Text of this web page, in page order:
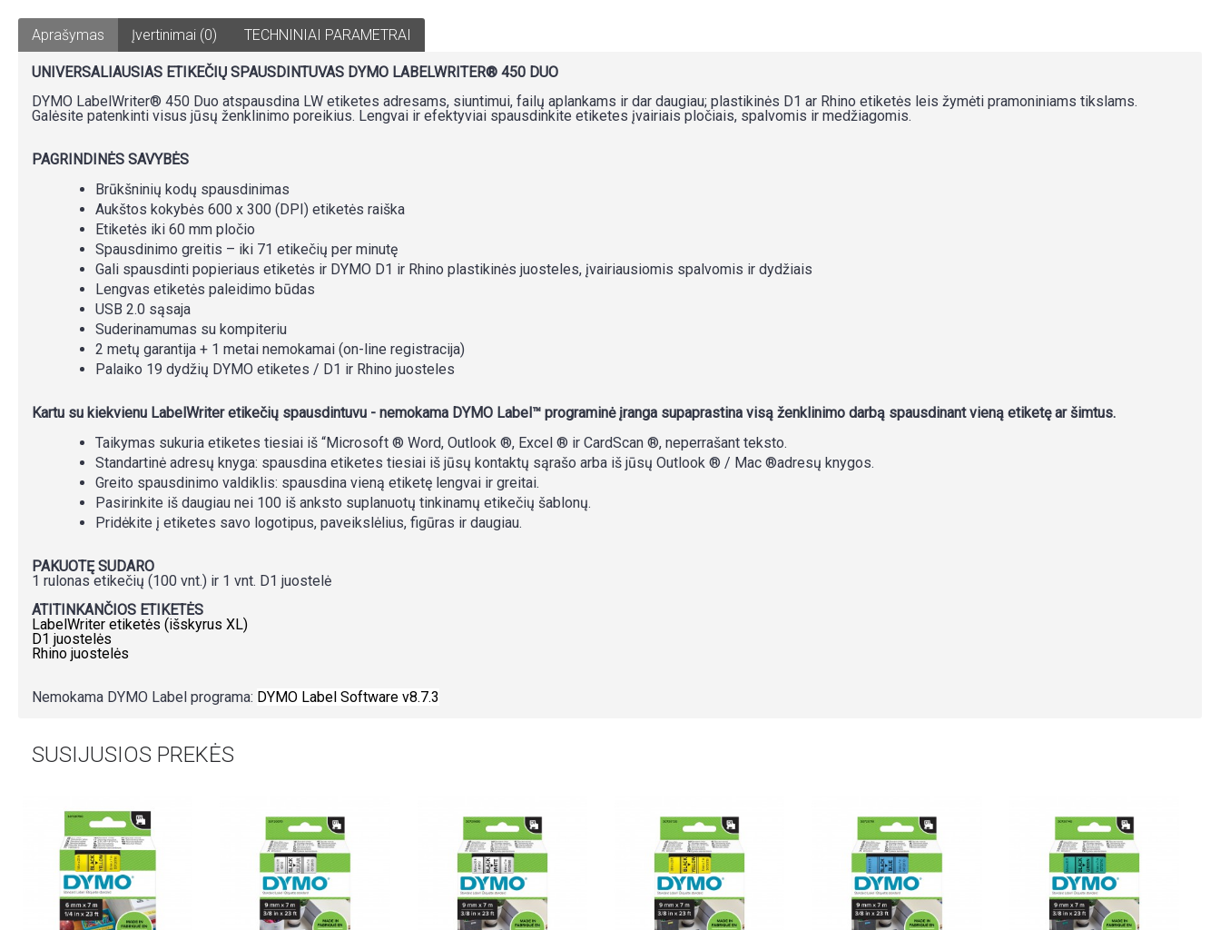
Aprašymas Įvertinimai (0) TECHNINIAI PARAMETRAI
UNIVERSALIAUSIAS ETIKEČIŲ SPAUSDINTUVAS DYMO LABELWRITER® 450 DUO
DYMO LabelWriter® 450 Duo atspausdina LW etiketes adresams, siuntimui, failų aplankams ir dar daugiau; plastikinės D1 ar Rhino etiketės leis žymėti pramoniniams tikslams.
Galėsite patenkinti visus jūsų ženklinimo poreikius. Lengvai ir efektyviai spausdinkite etiketes įvairiais pločiais, spalvomis ir medžiagomis.
PAGRINDINĖS SAVYBĖS
Brūkšninių kodų spausdinimas
Aukštos kokybės 600 x 300 (DPI) etiketės raiška
Etiketės iki 60 mm pločio
Spausdinimo greitis – iki 71 etikečių per minutę
Gali spausdinti popieriaus etiketės ir DYMO D1 ir Rhino plastikinės juosteles, įvairiausiomis spalvomis ir dydžiais
Lengvas etiketės paleidimo būdas
USB 2.0 sąsaja
Suderinamumas su kompiteriu
2 metų garantija + 1 metai nemokamai (on-line registracija)
Palaiko 19 dydžių DYMO etiketes / D1 ir Rhino juosteles
Kartu su kiekvienu LabelWriter etikečių spausdintuvu - nemokama DYMO Label™ programinė įranga supaprastina visą ženklinimo darbą spausdinant vieną etiketę ar šimtus.
Taikymas sukuria etiketes tiesiai iš “Microsoft ® Word, Outlook ®, Excel ® ir CardScan ®, neperrašant teksto.
Standartinė adresų knyga: spausdina etiketes tiesiai iš jūsų kontaktų sąrašo arba iš jūsų Outlook ® / Mac ®adresų knygos.
Greito spausdinimo valdiklis: spausdina vieną etiketę lengvai ir greitai.
Pasirinkite iš daugiau nei 100 iš anksto suplanuotų tinkinamų etikečių šablonų.
Pridėkite į etiketes savo logotipus, paveikslėlius, figūras ir daugiau.
PAKUOTĘ SUDARO
1 rulonas etikečių (100 vnt.) ir 1 vnt. D1 juostelė
ATITINKANČIOS ETIKETĖS
LabelWriter etiketės (išskyrus XL)
D1 juostelės
Rhino juostelės
Nemokama DYMO Label programa: DYMO Label Software v8.7.3
SUSIJUSIOS PREKĖS